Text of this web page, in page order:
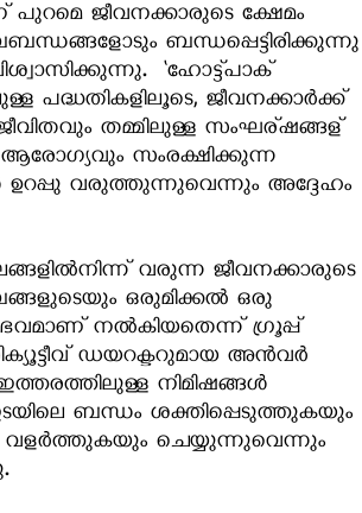
ജീവനക്കാരുടെ ക്ഷേമം
ബന്ധപ്പെട്ടിരിക്കുന്നു
‘ഹോട്ട്‌പാക്
പദ്ധതികളിലൂടെ, ജീവനക്കാര്‍ക്ക്
തമ്മിലുള്ള സംഘര്ഷങ്ങള്
സംരക്ഷിക്കുന്ന
വരുത്തുന്നുവെന്നും അദ്ദേഹം
വരുന്ന ജീവനക്കാരുടെ
ഒരുമിക്കൽ ഒരു
നൽകിയതെന്ന് ഗ്രൂപ്പ്
ഡയറക്ടറുമായ അൻവർ
നിമിഷങ്ങള്‍
ബന്ധം ശക്തിപ്പെടുത്തുകയും
ചെയ്യുന്നുവെന്നും